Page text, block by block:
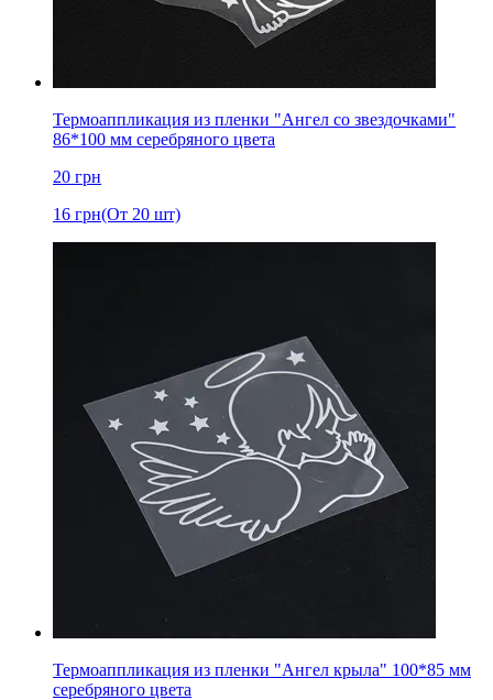
Термоаппликация из пленки "Ангел со звездочками"
86*100 мм серебряного цвета
20 грн
16 грн(От 20 шт)
Термоаппликация из пленки "Ангел крыла" 100*85 мм
серебряного цвета